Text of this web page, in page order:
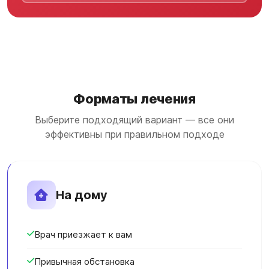
Форматы лечения
Выберите подходящий вариант — все они
эффективны при правильном подходе
На дому
Врач приезжает к вам
Привычная обстановка